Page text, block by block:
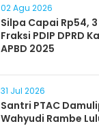
02 Agu 2026
Silpa Capai Rp54,
Fraksi PDIP DPRD
APBD 2025
31 Jul 2026
Santri PTAC
Wahyudi Rambe